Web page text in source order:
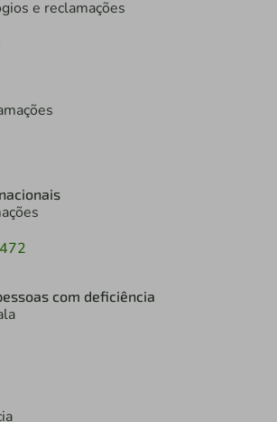
e reclamações
com deficiência